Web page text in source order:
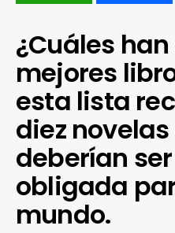
¿Cuáles
mejores
esta lista
diez
deberían
obligada
mundo.